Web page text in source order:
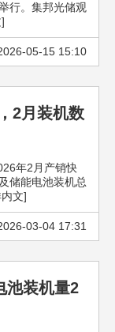
行。集邦光储观
05-15 15:10
2月装机数
年2月产销快
储能电池装机总
文]
03-04 17:31
池装机量2